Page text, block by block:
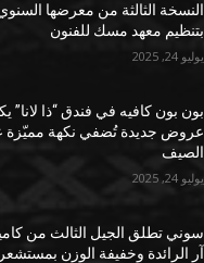
بتنظيم معهد مسك للفنون
يوليو 24, 2025
بون بون كافيه في فندق “ذا
عروض جديدة تُضفي نكهة مميّزة
الصيف
يوليو 24, 2025
آر الرائدة وخفيفة الوزن